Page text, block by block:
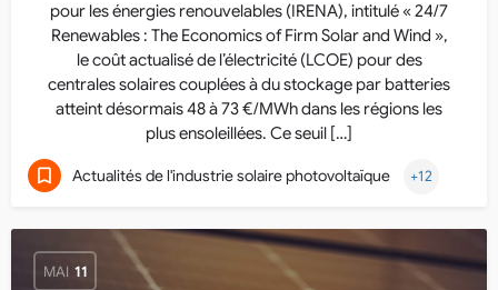
pour les énergies renouvelables (IRENA), intitulé « 24/7
Renewables : The Economics of Firm Solar and Wind »,
le coût actualisé de l’électricité (LCOE) pour des
centrales solaires couplées à du stockage par batteries
atteint désormais 48 à 73 €/MWh dans les régions les
plus ensoleillées. Ce seuil […]
Actualités de l'industrie solaire photovoltaïque +12
MAI 11